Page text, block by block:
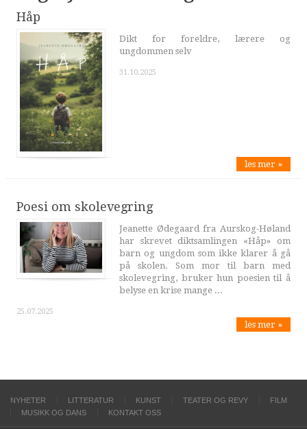
Håp
Dikt for foreldre, lærere og
ungdommen selv
31.10.2025
les mer »
Poesi om skolevegring
Jeanette Ødegaard fra Aurskog-Høland
har skrevet diktsamlingen «Håp» om
barn og ungdom som ikke klarer å gå
på skolen. Som mor til barn med
skolevegring, bruker hun poesien til å
belyse en krise mange ...
25.07.2025
les mer »
NYHETER LITTERATUR KUNST TEATER OG REVY
FILM
MUSIKK OG DANS
KONTAKT OSS